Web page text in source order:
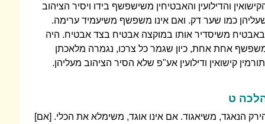
והדילועין והאבטיחין משישפשף בידו ויסיר הציהוב
כמו שער דק. ואם אינו משפשף משיעמיד ערימה.
משיסדיר אותו במוקצה אבטיח בצד אבטיח. היה
אחת אחת, כיון שגמר כל צרכו, נגמרה מלאכתן
קישואין ודילועין אע"פ שלא הסיר הציהוב מעליהן.
ט
הנאגד, משיאגוד. אם אינו אוגד, משימלא את הכלי. [אם]